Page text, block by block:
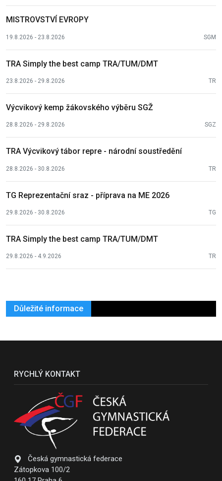
MISTROVSTVÍ EVROPY
19.8.2026 - 23.8.2026 SGM
TRA Simply the best camp TRA/TUM/DMT
23.8.2026 - 29.8.2026 TR
Výcvikový kemp žákovského výběru SGŽ
28.8.2026 - 29.8.2026 SGZ
TRA Výcvikový tábor repre - národní soustředění
28.8.2026 - 30.8.2026 TR
TG Reprezentační sraz - příprava na ME 2026
29.8.2026 - 30.8.2026 TG
TRA Simply the best camp TRA/TUM/DMT
29.8.2026 - 4.9.2026 TR
Důležité informace
RYCHLÝ KONTAKT
Česká gymnastická federace
Zátopkova 100/2